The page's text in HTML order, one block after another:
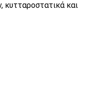
κυτταροστατικά και